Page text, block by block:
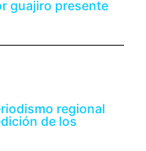
guajiro presente
regional
de los